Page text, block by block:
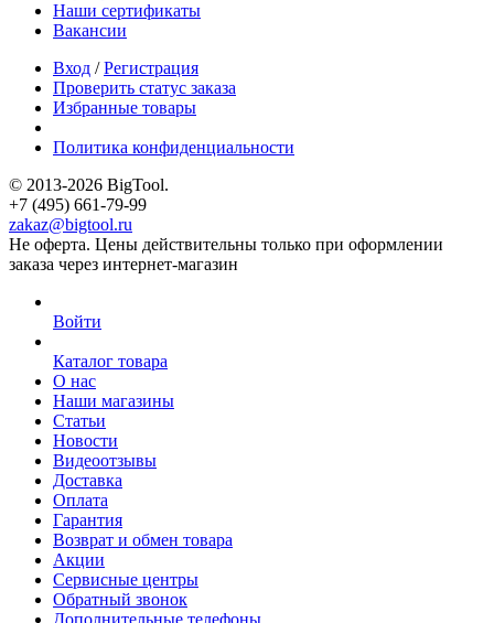
Наши сертификаты
Вакансии
Вход /Регистрация
Проверить статус заказа
Избранные товары
Политика конфиденциальности
© 2013-2026 BigTool.
+7 (495) 661-79-99
zakaz@bigtool.ru
Не оферта. Цены действительны только при оформлении
заказа через интернет-магазин
Войти
Каталог товара
О нас
Наши магазины
Статьи
Новости
Видеоотзывы
Доставка
Оплата
Гарантия
Возврат и обмен товара
Акции
Сервисные центры
Обратный звонок
Дополнительные телефоны